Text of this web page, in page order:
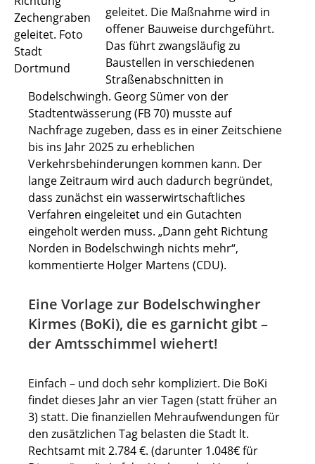
Zechengraben
geleitet. Foto
Stadt
Dortmund
geleitet. Die Maßnahme wird in
offener Bauweise durchgeführt.
Das führt zwangsläufig zu
Baustellen in verschiedenen
Straßenabschnitten in
Bodelschwingh. Georg Sümer von der
Stadtentwässerung (FB 70) musste auf
Nachfrage zugeben, dass es in einer Zeitschiene
bis ins Jahr 2025 zu erheblichen
Verkehrsbehinderungen kommen kann. Der
lange Zeitraum wird auch dadurch begründet,
dass zunächst ein wasserwirtschaftliches
Verfahren eingeleitet und ein Gutachten
eingeholt werden muss. „Dann geht Richtung
Norden in Bodelschwingh nichts mehr“,
kommentierte Holger Martens (CDU).
Eine Vorlage zur Bodelschwingher
Kirmes (BoKi), die es garnicht gibt –
der Amtsschimmel wiehert!
Einfach – und doch sehr kompliziert. Die BoKi
findet dieses Jahr an vier Tagen (statt früher an
3) statt. Die finanziellen Mehraufwendungen für
den zusätzlichen Tag belasten die Stadt lt.
Rechtsamt mit 2.784 €. (darunter 1.048€ für